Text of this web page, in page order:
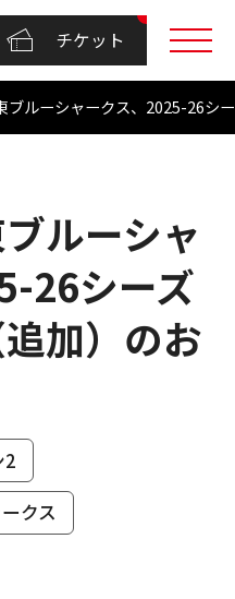
チケット
ブルーシャークス、2025-26シ
ルーシャ
26シーズ
加）のお
2
クス